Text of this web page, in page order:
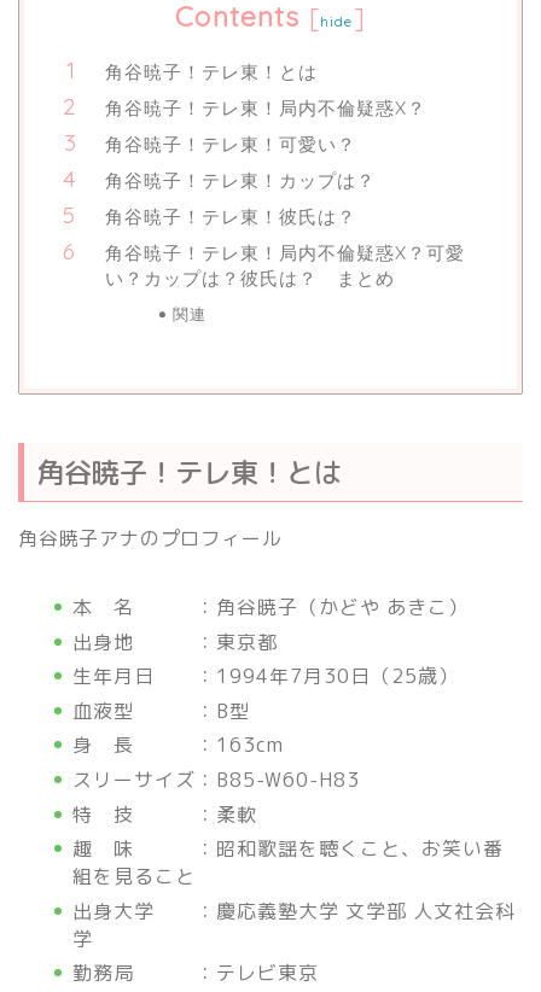
Contents [hide ]
角谷暁子！テレ東！とは
角谷暁子！テレ東！局内不倫疑惑X？
角谷暁子！テレ東！可愛い？
角谷暁子！テレ東！カップは？
角谷暁子！テレ東！彼氏は？
角谷暁子！テレ東！局内不倫疑惑X？可愛
い？カップは？彼氏は？ まとめ
関連
角谷暁子！テレ東！とは
角谷暁子アナのプロフィール
本 名 ：角谷暁子（かどや あきこ）
出身地 ：東京都
生年月日 ：1994年7月30日（25歳）
血液型 ：B型
身 長 ：163cm
スリーサイズ：B85-W60-H83
特 技 ：柔軟
趣 味 ：昭和歌謡を聴くこと、お笑い番
組を見ること
出身大学 ：慶応義塾大学 文学部 人文社会科
学
勤務局 ：テレビ東京